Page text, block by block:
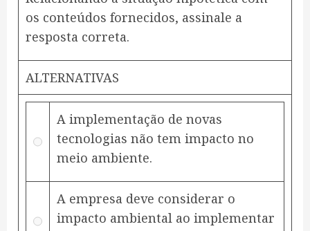
os conteúdos fornecidos, assinale a
resposta correta.
ALTERNATIVAS
A implementação de novas
tecnologias não tem impacto no
meio ambiente.
A empresa deve considerar o
impacto ambiental ao implementar